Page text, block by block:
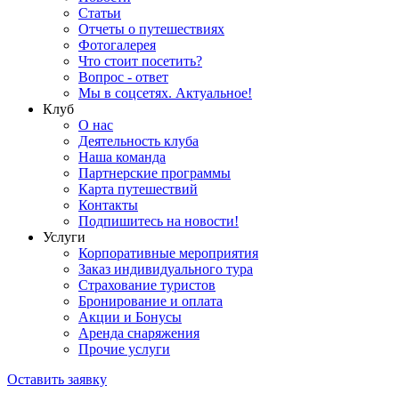
Статьи
Отчеты о путешествиях
Фотогалерея
Что стоит посетить?
Вопрос - ответ
Мы в соцсетях. Актуальное!
Клуб
О нас
Деятельность клуба
Наша команда
Партнерские программы
Карта путешествий
Контакты
Подпишитесь на новости!
Услуги
Корпоративные мероприятия
Заказ индивидуального тура
Страхование туристов
Бронирование и оплата
Акции и Бонусы
Аренда снаряжения
Прочие услуги
Оставить заявку